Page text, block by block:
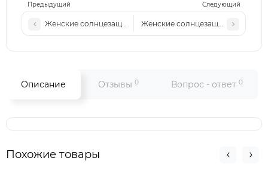
Предыдущий Следующий
Женские солнцезащитные очки М549 с5Женские солнцезащитные очки
Описание Отзывы 0 Вопрос - ответ 0
Похожие товары